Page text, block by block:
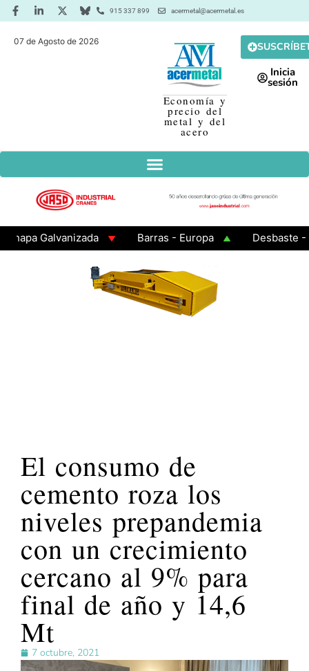
915 337 899 acermetal@acermetal.es
07 de Agosto de 2026
Economía y
precio del
metal y del
acero
Inicia
sesión
Galvanizada Barras - Europa
Desbaste - Asia
El consumo de
cemento roza los
niveles prepandemia
con un crecimiento
cercano al 9% para
final de año y 14,6
Mt
7 octubre, 2021